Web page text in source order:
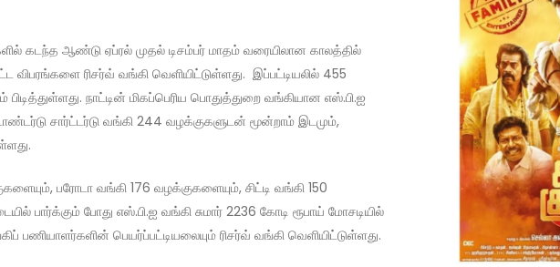
கடந்த ஆண்டு ஏப்ரல் முதல் டிசம்பர் மாதம் வரையிலான காலத்தில்
விபரங்களை ரிசர்வ் வங்கி வெளியிட்டுள்ளது. இப்பட்டியலில் 455
நாட்டின் மிகப்பெரிய பொதுத்துறை வங்கியான எஸ்.பி.ஐ
சார்ட்டர்டு வங்கி 244 வழக்குகளுடன் மூன்றாம் இடமும்,
பரோடா வங்கி 176 வழக்குகளையும், சிட்டி வங்கி 150
பார்க்கும் போது எஸ்.பி.ஐ வங்கி சுமார் 2236 கோடி ரூபாய் மோசடியில்
பணியாளர்களின் பெயர்ப்பட்டியலையும் ரிசர்வ் வங்கி வெளியிட்டுள்ளது.